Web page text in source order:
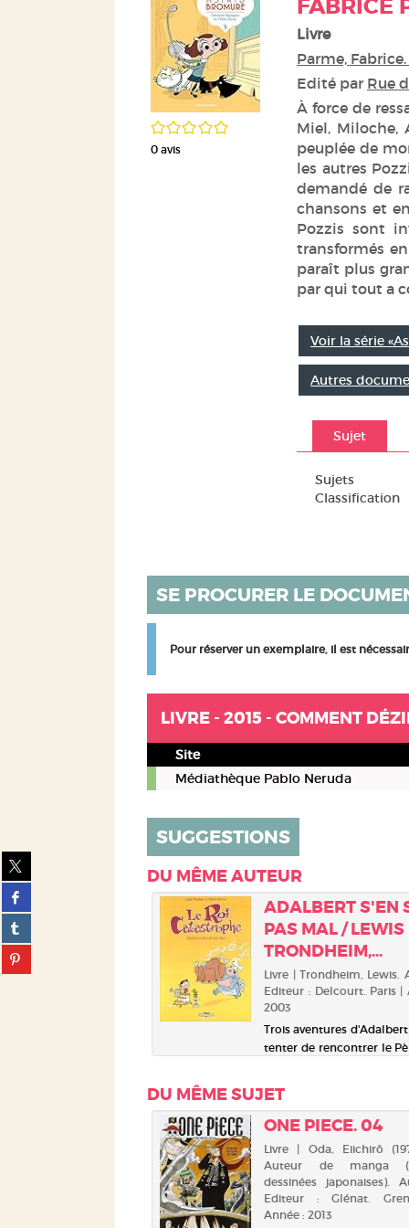
Partager
sur
twitter
(Nouvelle
fenêtre)
Partager
sur
facebook
(Nouvelle
fenêtre)
Partager
sur
tumblr
(Nouvelle
Partager
sur
/5
0 avis
FABRICE
Livre
Parme,
Edité par Rue
À force de
Miel, Miloche,
peuplée de
les autres
demandé de
chansons et
Pozzis sont
transformés
paraît plus
par qui tout a
Voir la série
Autres
Sujet
Sujets
Classification
SE PROCURER LE
Pour réserver un exemplaire, il est
LIVRE - 2015 - COMMENT
-
Comment
dézinguer
la
souris
Parme
Site
Médiathèque Pablo Neruda
SUGGESTIONS
DU MÊME AUTEUR
ADALBERT S'EN
PAS MAL / LEWIS
TRONDHEIM,...
Livre | Trondheim, Lewis.
Editeur : Delcourt. Paris |
2003
Trois aventures
tenter de rencontrer le
l'intention de se
animal de compagnie
DU MÊME SUJET
ONE PIECE. 04
Livre | Oda, Eiichirô
Auteur de manga
dessinées japonaises).
Editeur : Glénat.
Année : 2013